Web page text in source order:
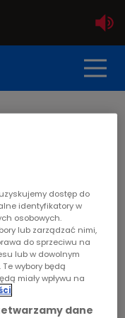
dostęp do
identyfikatory w
osobowych.
lub zarządzać nimi,
do sprzeciwu na
lub w dowolnym
wybory będą
miały wpływu na
dane